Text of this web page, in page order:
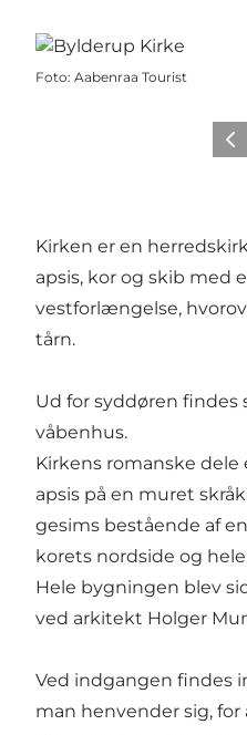
Foto: Aabenraa Tourist
Kirken er en
apsis, kor og skib med
vestforlængelse,
tårn.
Ud for syddøren
våbenhus.
Kirkens romanske
apsis på en muret
gesims bestående af
korets nordside og
Hele bygningen blev
ved arkitekt Holger
Ved indgangen findes
man henvender sig, for